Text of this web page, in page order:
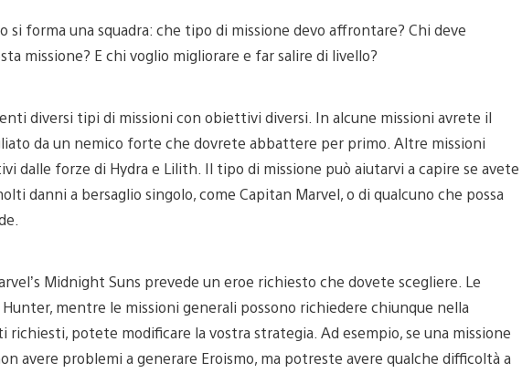
si forma una squadra: che tipo di missione devo affrontare? Chi deve
missione? E chi voglio migliorare e far salire di livello?
diversi tipi di missioni con obiettivi diversi. In alcune missioni avrete il
da un nemico forte che dovrete abbattere per primo. Altre missioni
dalle forze di Hydra e Lilith. Il tipo di missione può aiutarvi a capire se avete
danni a bersaglio singolo, come Capitan Marvel, o di qualcuno che possa
Midnight Suns prevede un eroe richiesto che dovete scegliere. Le
mentre le missioni generali possono richiedere chiunque nella
richiesti, potete modificare la vostra strategia. Ad esempio, se una missione
avere problemi a generare Eroismo, ma potreste avere qualche difficoltà a